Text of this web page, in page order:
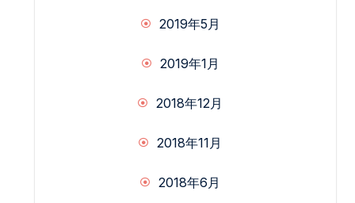
2019年5月
2019年1月
2018年12月
2018年11月
2018年6月